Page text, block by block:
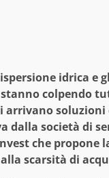
idrica e
colpendo
arrivano
dalla società di
che propone
scarsità di